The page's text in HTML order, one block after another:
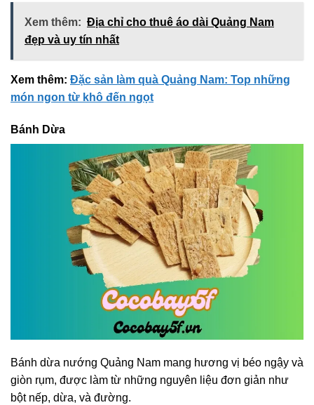
Xem thêm: Địa chỉ cho thuê áo dài Quảng Nam
đẹp và uy tín nhất
Xem thêm: Đặc sản làm quà Quảng Nam: Top những
món ngon từ khô đến ngọt
Bánh Dừa
Bánh dừa nướng Quảng Nam mang hương vị béo ngậy và
giòn rụm, được làm từ những nguyên liệu đơn giản như
bột nếp, dừa, và đường.